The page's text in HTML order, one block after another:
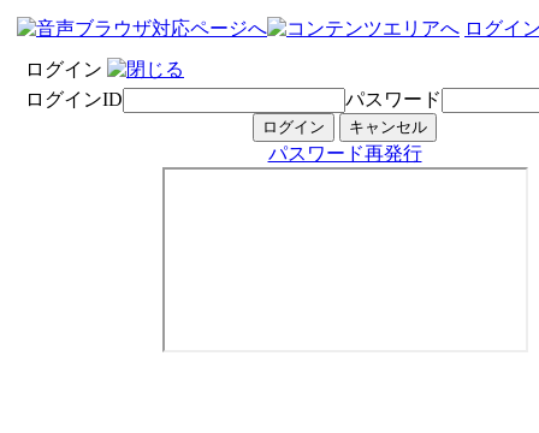
ログイ
ログイン
ログインID
パスワード
パスワード再発行